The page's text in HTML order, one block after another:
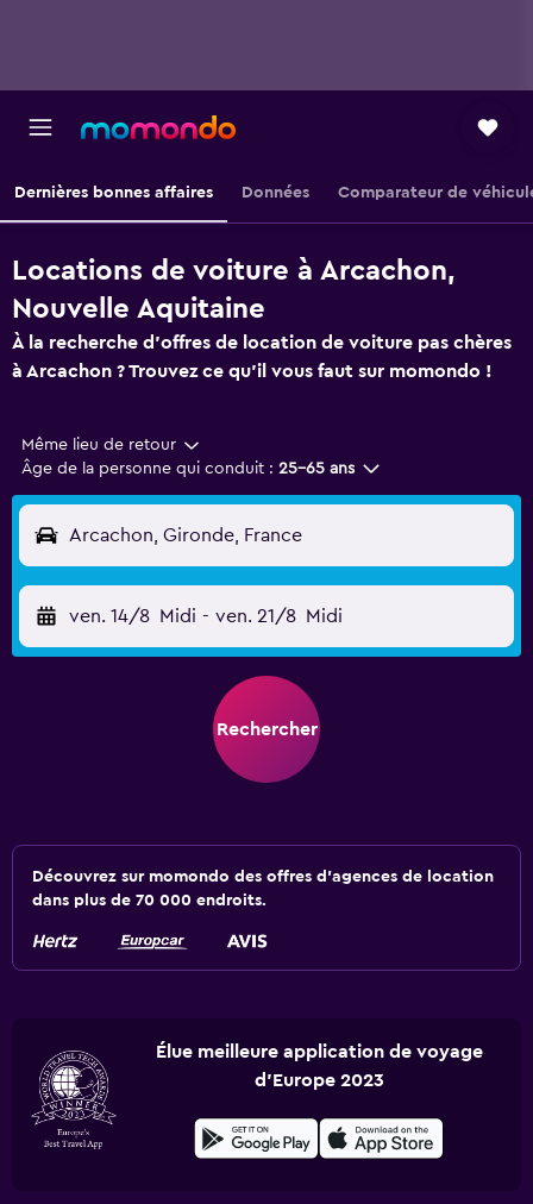
Dernières bonnes affaires Données Comparateur de
Locations de voiture à Arcachon,
Nouvelle Aquitaine
À la recherche d'offres de location de voiture pas chères
à Arcachon ? Trouvez ce qu'il vous faut sur momondo !
Même lieu de retour
Âge de la personne qui conduit : 25-65 ans
Arcachon, Gironde, France
ven. 14/8 Midi - ven. 21/8 Midi
Rechercher
Découvrez sur momondo des offres d'agences de location
dans plus de 70 000 endroits.
Élue meilleure application de voyage
d'Europe 2023